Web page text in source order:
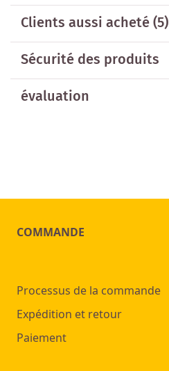
Clients aussi acheté(5)
Sécurité des produits
évaluation
COMMANDE
Processus de la commande
Expédition et retour
Paiement